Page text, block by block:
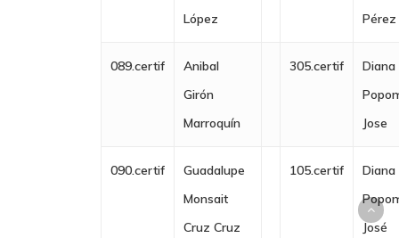
López
Pérez
089.certif
Anibal
Girón
Marroquín
305.certif
Diana
Jose
090.certif
Guadalupe
Monsait
Cruz Cruz
105.certif
Diana
José